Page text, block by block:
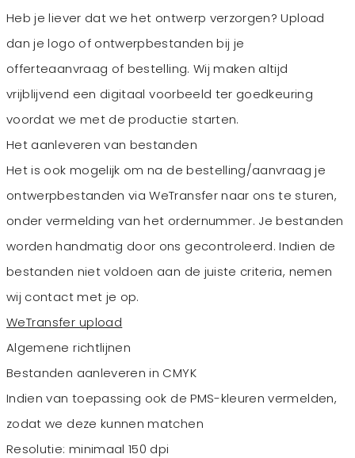
Heb je liever dat we het ontwerp verzorgen? Upload
dan je logo of ontwerpbestanden bij je
offerteaanvraag of bestelling. Wij maken altijd
vrijblijvend een digitaal voorbeeld ter goedkeuring
voordat we met de productie starten.
Het aanleveren van bestanden
Het is ook mogelijk om na de bestelling/aanvraag je
ontwerpbestanden via WeTransfer naar ons te sturen,
onder vermelding van het ordernummer. Je bestanden
worden handmatig door ons gecontroleerd. Indien de
bestanden niet voldoen aan de juiste criteria, nemen
wij contact met je op.
WeTransfer upload
Algemene richtlijnen
Bestanden aanleveren in CMYK
Indien van toepassing ook de PMS-kleuren vermelden,
zodat we deze kunnen matchen
Resolutie: minimaal 150 dpi